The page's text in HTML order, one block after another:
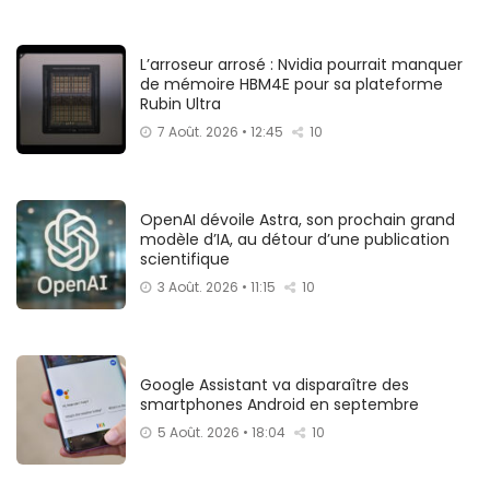
L’arroseur arrosé : Nvidia pourrait manquer
de mémoire HBM4E pour sa plateforme
Rubin Ultra
7 Août. 2026 • 12:45 10
OpenAI dévoile Astra, son prochain grand
modèle d’IA, au détour d’une publication
scientifique
3 Août. 2026 • 11:15 10
Google Assistant va disparaître des
smartphones Android en septembre
5 Août. 2026 • 18:04 10